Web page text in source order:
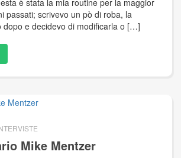
è stata la mia routine per la maggior
passati; scrivevo un pò di roba, la
dopo e decidevo di modificarla o […]
Mike Mentzer